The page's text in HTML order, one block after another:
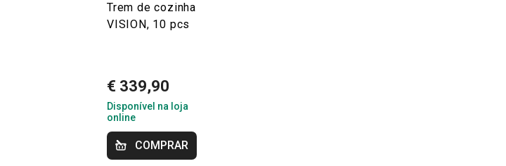
Trem de cozinha
VISION, 10 pcs
€ 339,90
Disponível na loja
online
COMPRAR